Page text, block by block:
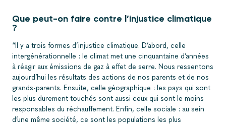
Que peut-on faire contre l’injustice climatique
?
“Il y a trois formes d’injustice climatique. D’abord, celle
intergénérationnelle : le climat met une cinquantaine d’années
à réagir aux émissions de gaz à effet de serre. Nous ressentons
aujourd’hui les résultats des actions de nos parents et de nos
grands-parents. Ensuite, celle géographique : les pays qui sont
les plus durement touchés sont aussi ceux qui sont le moins
responsables du réchauffement. Enfin, celle sociale : au sein
d’une même société, ce sont les populations les plus